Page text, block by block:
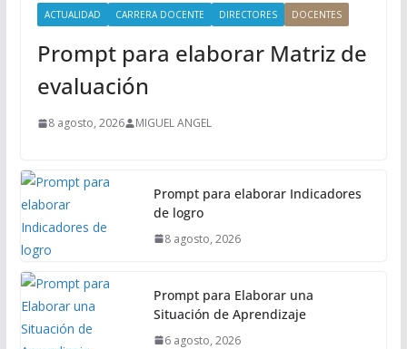
ACTUALIDAD CARRERA DOCENTE DIRECTORES DOCENTES
Prompt para elaborar Matriz de
evaluación
8 agosto, 2026 MIGUEL ANGEL
Prompt para elaborar Indicadores
de logro
8 agosto, 2026
Prompt para Elaborar una
Situación de Aprendizaje
6 agosto, 2026